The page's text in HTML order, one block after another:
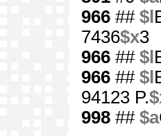
966 ## $l
7436$x3
966 ## $l
966 ## $l
94123 P.
998 ## $a